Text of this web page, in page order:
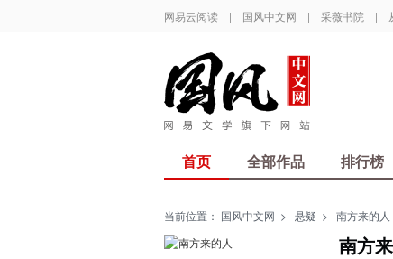
网易云阅读 | 国风中文网 | 采薇书院 |
首页 全部作品 排行榜
当前位置： 国风中文网 > 悬疑 > 南方来的人
南方